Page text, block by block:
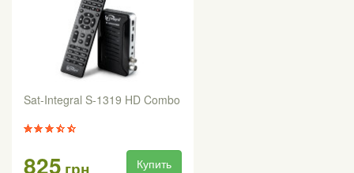
Sat-Integral S-1319 HD Combo
825 грн Купить